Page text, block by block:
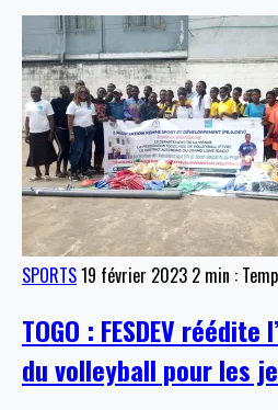
SPORTS19 février 2023 2 min :
TOGO : FESDEV
du volleyball pour les